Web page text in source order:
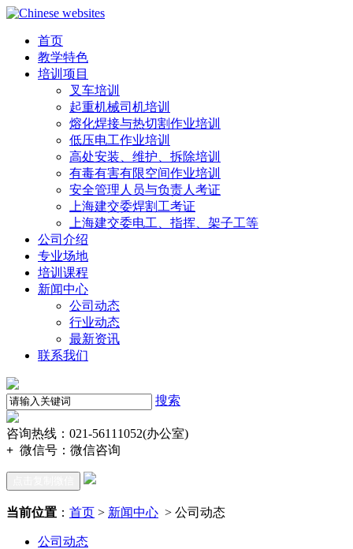
首页
教学特色
培训项目
叉车培训
起重机械司机培训
熔化焊接与热切割作业培训
低压电工作业培训
高处安装、维护、拆除培训
有毒有害有限空间作业培训
安全管理人员与负责人考证
上海建交委焊割工考证
上海建交委电工、指挥、架子工等
公司介绍
专业场地
培训课程
新闻中心
公司动态
行业动态
最新资讯
联系我们
搜索
咨询热线：021-56111052(办公室)
+ 微信号： 微信咨询
当前位置 ： 首页 > 新闻中心 > 公司动态
公司动态